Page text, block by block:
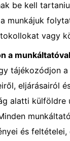
be kell
munkájuk
vagy
a munkáltatóval
tájékozódjon
eljárásairól
alatti külföldre
és feltételei,